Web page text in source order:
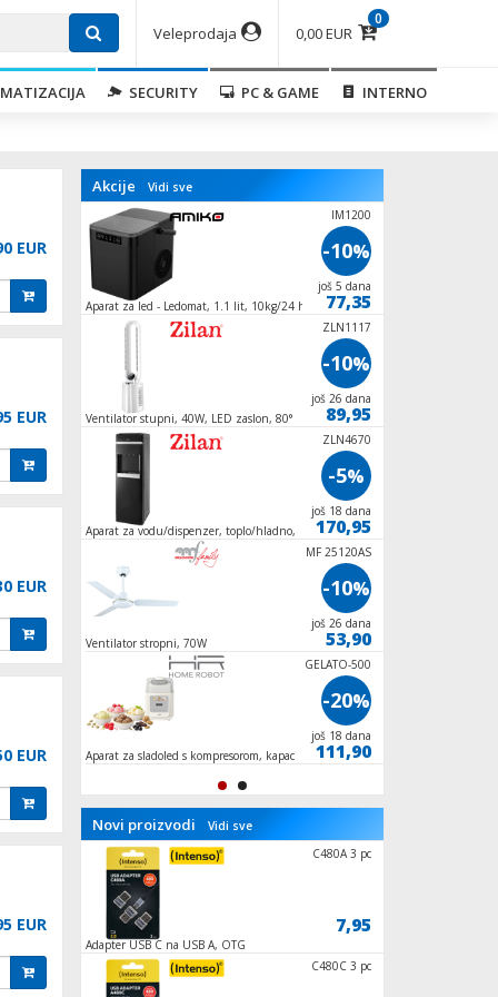
0,00 EUR
0
Veleprodaja
SECURITY PC & GAME
INTERNO
EUR
EUR
EUR
EUR
EUR
Akcije Vidi sve
-10
još 26 dana
62,95
MF 2216ASL
53,95
-10
još 7 dana
Aparat za led - Ledomat, 1.1 lit, 10kg/24 h,
IM1200
-10%
još 5 dana
77,35
Ventilator stupni, 40W, LED zaslon, 80°
oscilacija
ZLN1117
-10%
još 26 dana
89,95
Aparat za vodu/dispenzer, toplo/hladno,
ZLN4670
-5%
još 18 dana
170,95
Ventilator stropni, 70W
MF 25120AS
-10%
još 26 dana
53,90
Aparat za sladoled s kompresorom, kapacitet 1
GELATO-500
-20%
još 18 dana
111,90
Novi proizvodi Vidi sve
47,75
RG6/90db -
Adapter USB C na USB A, OTG
C480A 3 pc
7,95
C480C 3 pc